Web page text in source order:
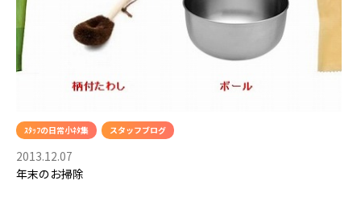
ｽﾀｯﾌの日常小ﾈﾀ集 スタッフブログ
2013.12.07
年末のお掃除